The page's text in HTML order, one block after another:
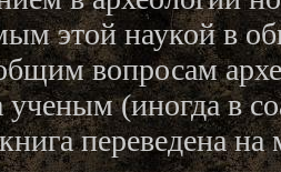
этой наукой в
вопросам
ученым (иногда в
переведена на